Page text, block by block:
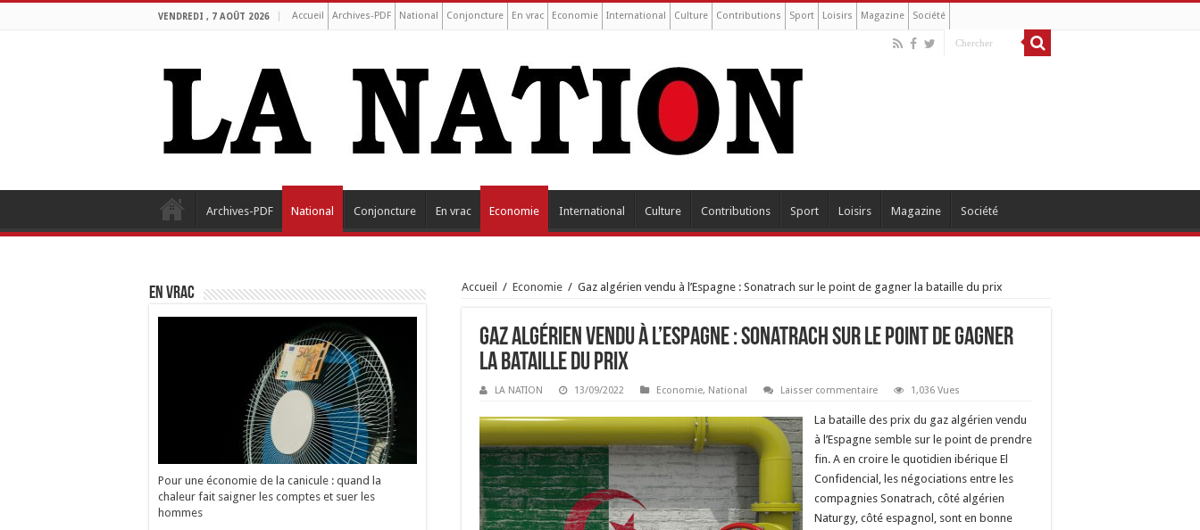
VENDREDI , 7 AOÛT 2026 Accueil Archives-PDF National Conjoncture En vrac Economie International Culture Contributions Sport Loisirs Magazine Société
Archives-PDF National Conjoncture En vrac Economie International Culture Contributions Sport Loisirs Magazine Société
Accueil / Economie / Gaz algérien vendu à l’Espagne : Sonatrach sur le point de gagner la bataille du prix
Gaz algérien vendu à l’Espagne : Sonatrach sur le point de gagner
la bataille du prix
LA NATION 13/09/2022 Economie, National Laisser commentaire 1,036 Vues
La bataille des prix du gaz algérien vendu
à l’Espagne semble sur le point de prendre
fin. A en croire le quotidien ibérique El
Confidencial, les négociations entre les
compagnies Sonatrach, côté algérien
Naturgy, côté espagnol, sont en bonne
EN VRAC
Pour une économie de la canicule : quand la
chaleur fait saigner les comptes et suer les
hommes